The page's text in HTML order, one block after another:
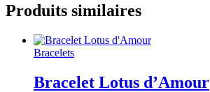
Produits similaires
Bracelets
Bracelet Lotus d’Amour